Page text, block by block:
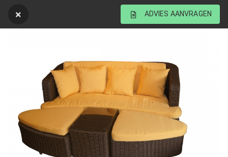
ADVIES AANVRAGEN